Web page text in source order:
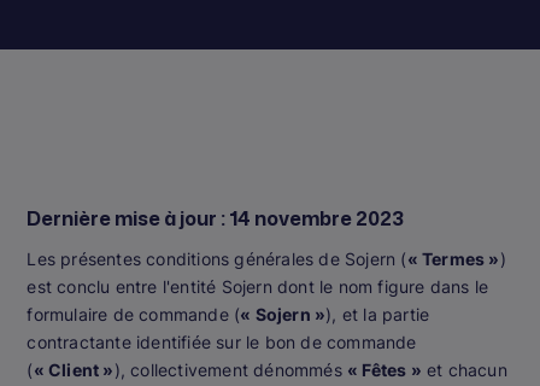
Dernière mise à jour : 14 novembre 2023
Les présentes conditions générales de Sojern (« Termes »)
est conclu entre l'entité Sojern dont le nom figure dans le
formulaire de commande (« Sojern »), et la partie
contractante identifiée sur le bon de commande
(« Client »), collectivement dénommés « Fêtes » et chacun